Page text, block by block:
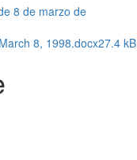
8 de marzo de
8, 1998.docx27.4 kB